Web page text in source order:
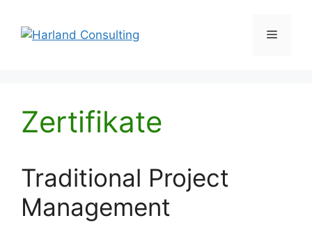
Inhalt
springen
Menü
Zertifikate
Traditional Project
Management